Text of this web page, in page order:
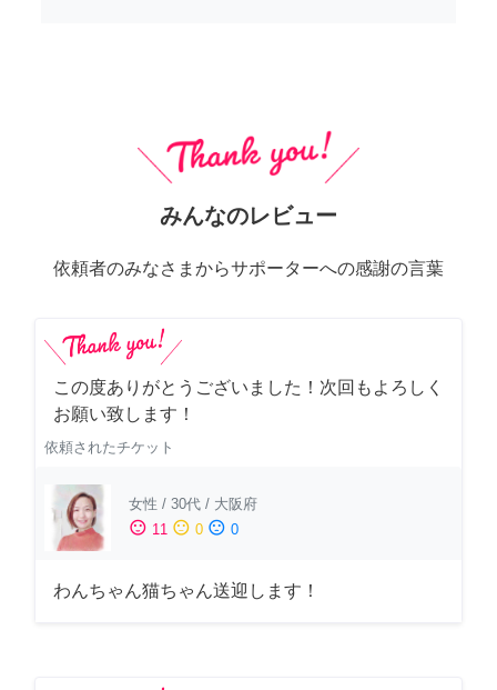
みんなのレビュー
依頼者のみなさまからサポーターへの感謝の言葉
この度ありがとうございました！次回もよろしく
お願い致します！
依頼されたチケット
女性 / 30代 / 大阪府
sentiment_satisfied 11 sentiment_neutral 0 sentiment_dissatisfied 0
わんちゃん猫ちゃん送迎します！